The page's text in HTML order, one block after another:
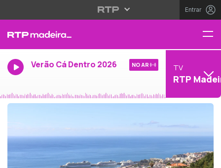
Entrar
Verão Cá Dentro 2026 NO AR TV
RTP